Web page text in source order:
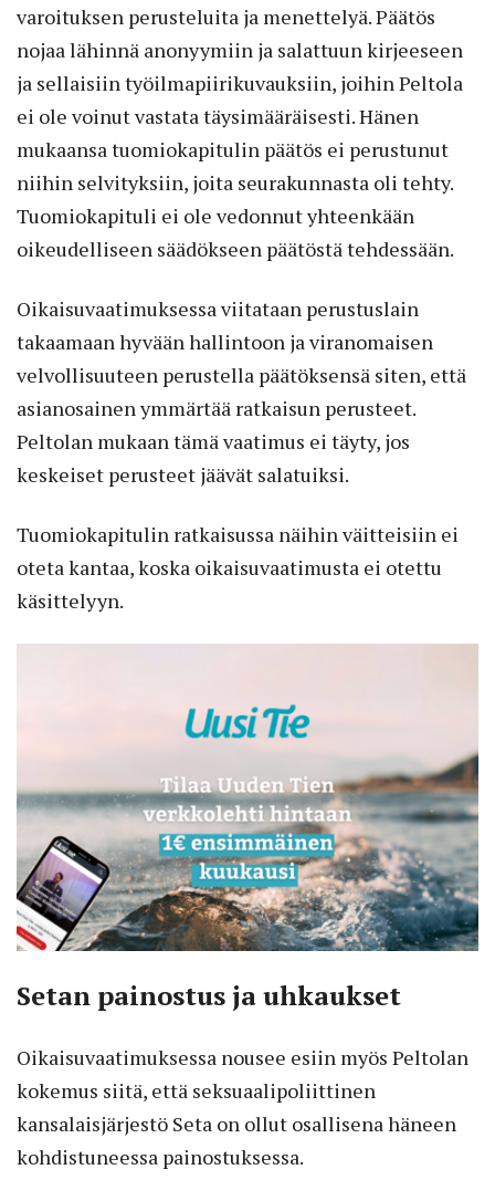
varoituksen perusteluita ja menettelyä. Päätös
nojaa lähinnä anonyymiin ja salattuun kirjeeseen
ja sellaisiin työilmapiirikuvauksiin, joihin Peltola
ei ole voinut vastata täysimääräisesti. Hänen
mukaansa tuomiokapitulin päätös ei perustunut
niihin selvityksiin, joita seurakunnasta oli tehty.
Tuomiokapituli ei ole vedonnut yhteenkään
oikeudelliseen säädökseen päätöstä tehdessään.
Oikaisuvaatimuksessa viitataan perustuslain
takaamaan hyvään hallintoon ja viranomaisen
velvollisuuteen perustella päätöksensä siten, että
asianosainen ymmärtää ratkaisun perusteet.
Peltolan mukaan tämä vaatimus ei täyty, jos
keskeiset perusteet jäävät salatuiksi.
Tuomiokapitulin ratkaisussa näihin väitteisiin ei
oteta kantaa, koska oikaisuvaatimusta ei otettu
käsittelyyn.
Setan painostus ja uhkaukset
Oikaisuvaatimuksessa nousee esiin myös Peltolan
kokemus siitä, että seksuaalipoliittinen
kansalaisjärjestö Seta on ollut osallisena häneen
kohdistuneessa painostuksessa.